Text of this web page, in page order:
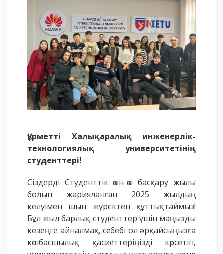
ҚЫЗЫҚТЫ
Үндеу сөздері
АССА халықаралық бағдарламасы
Жатақхана және тұрғылықты мекен
Кампусқа саяхат
International studying
БІЛІМ БЕРУ БАҒДАРЛАМАЛАРЫ
Бакалавриат
Магистратура
Докторантура
Екінші жоғары білім
Қашықтықтан оқыту технологиялары
Құрметті Халықаралық инженерлік-
технологиялық университетінің
студенттері!
Сіздерді Студенттік өзін-өзі басқару жылы
болып жарияланған 2025 жылдың
келуімен шын жүректен құттықтаймыз!
Бұл жыл барлық студенттер үшін маңызды
кезеңге айналмақ, себебі ол әрқайсыңызға
көшбасшылық қасиеттеріңізді көрсетіп,